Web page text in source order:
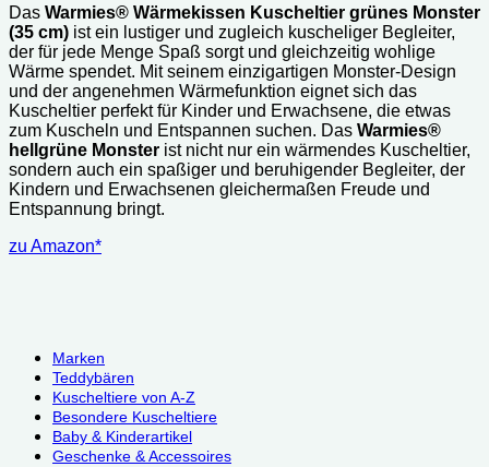
Das Warmies® Wärmekissen Kuscheltier grünes Monster
(35 cm) ist ein lustiger und zugleich kuscheliger Begleiter,
der für jede Menge Spaß sorgt und gleichzeitig wohlige
Wärme spendet. Mit seinem einzigartigen Monster-Design
und der angenehmen Wärmefunktion eignet sich das
Kuscheltier perfekt für Kinder und Erwachsene, die etwas
zum Kuscheln und Entspannen suchen. Das Warmies®
hellgrüne Monster ist nicht nur ein wärmendes Kuscheltier,
sondern auch ein spaßiger und beruhigender Begleiter, der
Kindern und Erwachsenen gleichermaßen Freude und
Entspannung bringt.
zu Amazon*
Marken
Teddybären
Kuscheltiere von A-Z
Besondere Kuscheltiere
Baby & Kinderartikel
Geschenke & Accessoires